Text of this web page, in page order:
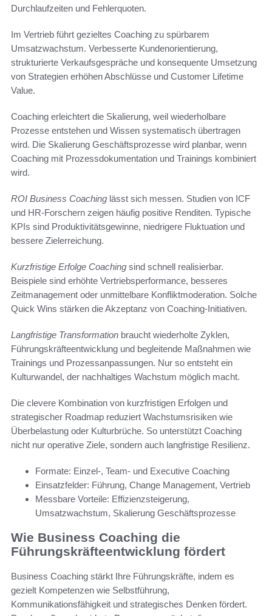
Durchlaufzeiten und Fehlerquoten.
Im Vertrieb führt gezieltes Coaching zu spürbarem
Umsatzwachstum. Verbesserte Kundenorientierung,
strukturierte Verkaufsgespräche und konsequente Umsetzung
von Strategien erhöhen Abschlüsse und Customer Lifetime
Value.
Coaching erleichtert die Skalierung, weil wiederholbare
Prozesse entstehen und Wissen systematisch übertragen
wird. Die Skalierung Geschäftsprozesse wird planbar, wenn
Coaching mit Prozessdokumentation und Trainings kombiniert
wird.
ROI Business Coaching lässt sich messen. Studien von ICF
und HR-Forschern zeigen häufig positive Renditen. Typische
KPIs sind Produktivitätsgewinne, niedrigere Fluktuation und
bessere Zielerreichung.
Kurzfristige Erfolge Coaching sind schnell realisierbar.
Beispiele sind erhöhte Vertriebsperformance, besseres
Zeitmanagement oder unmittelbare Konfliktmoderation. Solche
Quick Wins stärken die Akzeptanz von Coaching-Initiativen.
Langfristige Transformation braucht wiederholte Zyklen,
Führungskräfteentwicklung und begleitende Maßnahmen wie
Trainings und Prozessanpassungen. Nur so entsteht ein
Kulturwandel, der nachhaltiges Wachstum möglich macht.
Die clevere Kombination von kurzfristigen Erfolgen und
strategischer Roadmap reduziert Wachstumsrisiken wie
Überbelastung oder Kulturbrüche. So unterstützt Coaching
nicht nur operative Ziele, sondern auch langfristige Resilienz.
Formate: Einzel-, Team- und Executive Coaching
Einsatzfelder: Führung, Change Management, Vertrieb
Messbare Vorteile: Effizienzsteigerung,
Umsatzwachstum, Skalierung Geschäftsprozesse
Wie Business Coaching die
Führungskräfteentwicklung fördert
Business Coaching stärkt Ihre Führungskräfte, indem es
gezielt Kompetenzen wie Selbstführung,
Kommunikationsfähigkeit und strategisches Denken fördert.